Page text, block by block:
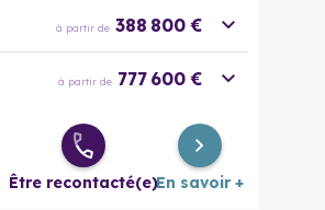
à partir de 388 800 €
à partir de 777 600 €
Être recontacté(e)En savoir +